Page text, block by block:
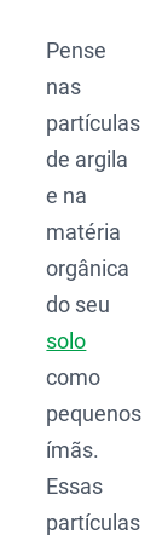
Pense
nas
partículas
de argila
e na
matéria
orgânica
do seu
solo
como
pequenos
ímãs.
Essas
partículas